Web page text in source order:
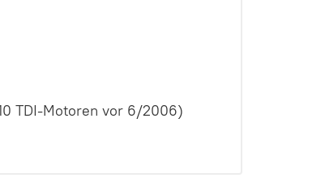
TDI-Motoren vor 6/2006)